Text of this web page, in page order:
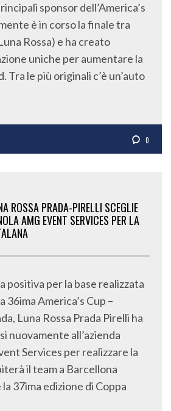
sponsor dell’America’s
è in corso la finale tra
Rossa) e ha creato
uniche per aumentare la
Tra le più originali c’è un’auto
0
ROSSA PRADA-PIRELLI SCEGLIE
AMG EVENT SERVICES PER LA
positiva per la base realizzata
36ima America’s Cup –
Luna Rossa Prada Pirelli ha
nuovamente all’azienda
Services per realizzare la
il team a Barcellona
37ima edizione di Coppa